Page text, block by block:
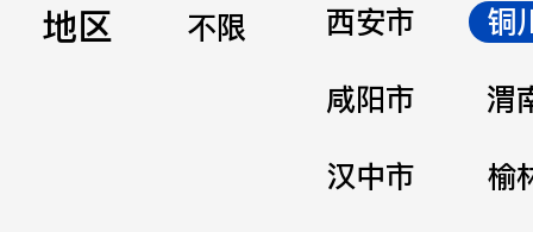
地区 不限 西安市
铜
咸阳市
渭
汉中市
榆